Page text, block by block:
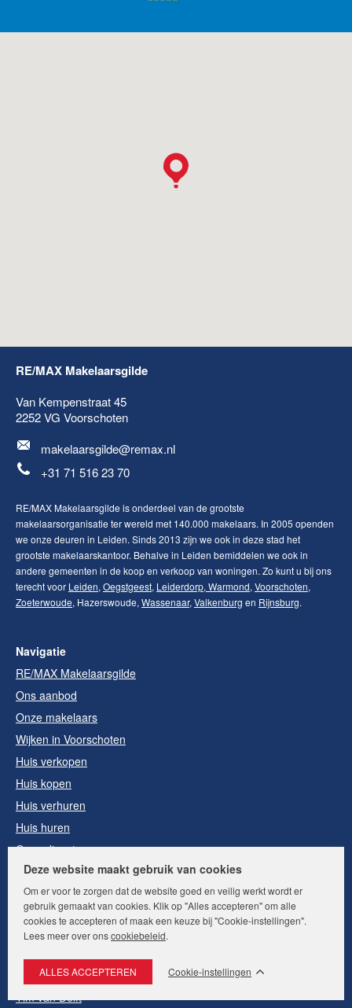
RE/MAX Makelaarsgilde
Van Kempenstraat 45
2252 VG Voorschoten
makelaarsgilde@remax.nl
+31 71 516 23 70
RE/MAX Makelaarsgilde is onderdeel van de grootste
makelaarsorganisatie ter wereld met 140.000 makelaars. In 2005 openden
we onze deuren in Leiden. Sinds 2013 zijn we ook in deze stad het
grootste makelaarskantoor. Behalve in Leiden bemiddelen we ook in
andere gemeenten in de koop en verkoop van woningen. Zo kunt u bij ons
terecht voor Leiden, Oegstgeest, Leiderdorp, Warmond, Voorschoten,
Zoeterwoude, Hazerswoude, Wassenaar, Valkenburg en Rijnsburg.
Navigatie
RE/MAX Makelaarsgilde
Ons aanbod
Onze makelaars
Wijken in Voorschoten
Huis verkopen
Huis kopen
Huis verhuren
Huis huren
Onze diensten
Contact
Makelaars
Jolanda Broere
Jimmy van Delft
Tim van Delft
Deze website maakt gebruik van cookies
Om er voor te zorgen dat de website goed en veilig werkt wordt er
gebruik gemaakt van cookies. Klik op "Alles accepteren" om alle
cookies te accepteren of maak een keuze bij "Cookie-instellingen".
Lees meer over onscookiebeleid.
Cookie-instellingen